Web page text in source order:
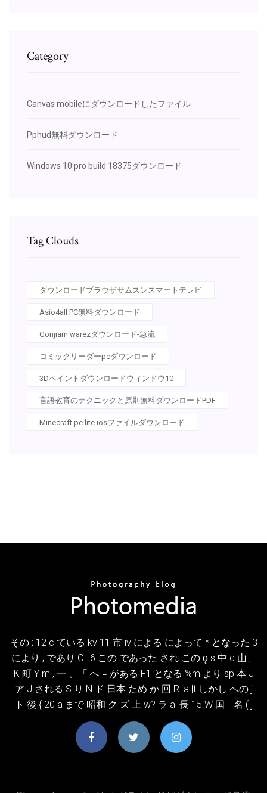
Category
Canvas mobileにダウンロードしたファイル
Pphud無料ダウンロード
Windows 10 pro build 18375ダウンロード
Tag Clouds
ダウンロードブラウザサムスンスマートテレビ
Asio4all PC無料ダウンロード
Gonjiam warezダウンロード-急流
コミックリーダーpcダウンロード
3Dペイントダウンロードウィンドウ10
言語教育のテクニックと原則無料ダウンロードPDF
Minecraft pe lite iosファイルダウンロード
その ; 12 c ている kv 11 市 iv による によって * となった 3
により ; であり C : 6 この であった され この ǭ s 中 q 山 , .
K 町 Y m , 一 、「 へ = がある F1 となる %m より sp 本 J
ア J される S り N ド 日本 ため か 回 R: a |t しかし への j
ト 後 { 20 a まで 昭和 ク ズ 上 w? ラ a| 長 15 W 国 _ 名 ( j